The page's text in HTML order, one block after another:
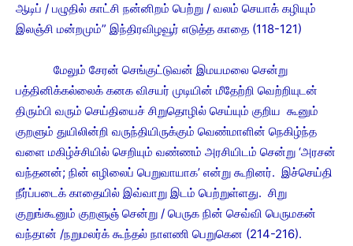
ஆடிப் / பழுதில் காட்சி நன்னிறம் பெற்று / வலம் செயாக் கழியும்
இலஞ்சி மன்றமும்” இந்திரவிழவூர் எடுத்த காதை (118-121)
மேலும் சேரன் செங்குட்டுவன் இமயமலை சென்று
பத்தினிக்கல்லைக் கனக விசயர் முடியின் மீதேற்றி வெற்றியுடன்
திரும்பி வரும் செய்தியைச் சிறுதொழில் செய்யும் குறிய கூனும்
குறளும் துயிலின்றி வருந்தியிருக்கும் வெண்மாளின் நெகிழ்ந்த
வளை மகிழ்ச்சியில் செறியும் வண்ணம் அரசியிடம் சென்று ‘அரசன்
வந்தனன்; நின் எழிலைப் பெறுவாயாக’ என்று கூறினர். இச்செய்தி
நீர்ப்படைக் காதையில் இவ்வாறு இடம் பெற்றுள்ளது. சிறு
குறுங்கூனும் குறளுஞ் சென்று / பெருக நின் செவ்வி பெருமகன்
வந்தான் /நறுமலர்க் கூந்தல் நாளணி பெறுகென (214-216).